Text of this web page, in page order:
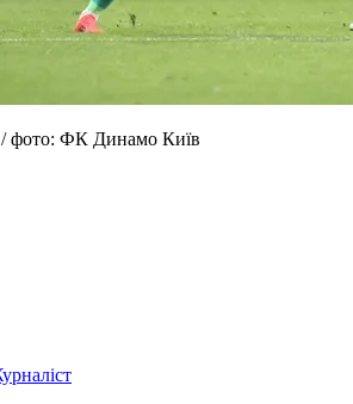
/ фото: ФК Динамо Київ